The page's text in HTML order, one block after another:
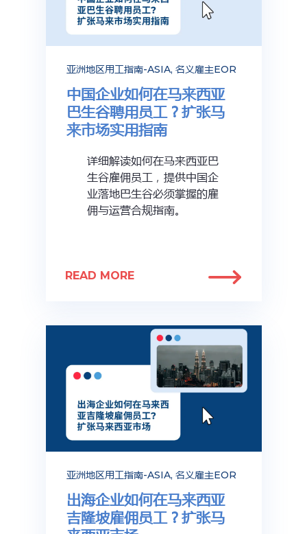
亚洲地区用工指南-ASIA, 名义雇主EOR
中国企业如何在马来西亚
巴生谷聘用员工？扩张马
来市场实用指南
详细解读如何在马来西亚巴
生谷雇佣员工，提供中国企
业落地巴生谷必须掌握的雇
佣与运营合规指南。
READ MORE
亚洲地区用工指南-ASIA, 名义雇主EOR
出海企业如何在马来西亚
吉隆坡雇佣员工？扩张马